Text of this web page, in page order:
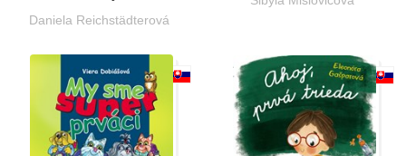
Daniela Reichstädterová